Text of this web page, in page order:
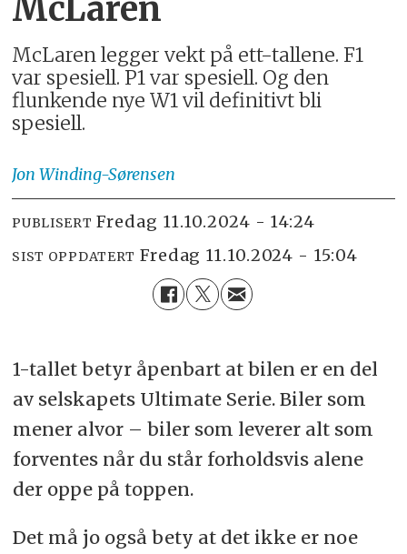
McLaren legger vekt på ett-tallene. F1
var spesiell. P1 var spesiell. Og den
flunkende nye W1 vil definitivt bli
spesiell.
Jon Winding-Sørensen
PUBLISERT fredag 11.10.2024 - 14:24
SIST OPPDATERT fredag 11.10.2024 - 15:04
1-tallet betyr åpenbart at bilen er en del
av selskapets Ultimate Serie. Biler som
mener alvor – biler som leverer alt som
forventes når du står forholdsvis alene
der oppe på toppen.
Det må jo også bety at det ikke er noe